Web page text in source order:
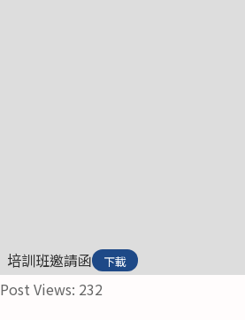
培訓班邀請函 下載
Post Views: 232